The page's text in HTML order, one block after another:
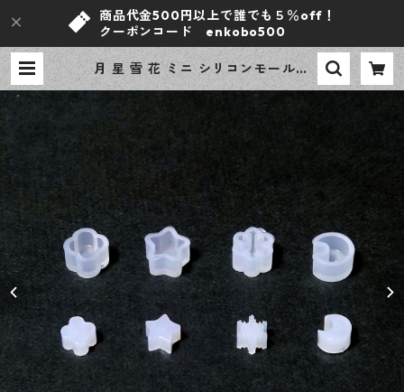
商品代金500円以上で誰でも５％off！
クーポンコード enkobo500
月 星 雪 花 ミニ シリコンモールド
同型4個 レジン型 モールド レジン
クラフト ハンドメイド資材 【en工
房】 | ｅｎ工房